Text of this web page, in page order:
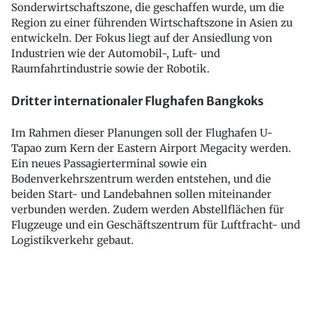
Sonderwirtschaftszone, die geschaffen wurde, um die
Region zu einer führenden Wirtschaftszone in Asien zu
entwickeln. Der Fokus liegt auf der Ansiedlung von
Industrien wie der Automobil-, Luft- und
Raumfahrtindustrie sowie der Robotik.
Dritter internationaler Flughafen Bangkoks
Im Rahmen dieser Planungen soll der Flughafen U-
Tapao zum Kern der Eastern Airport Megacity werden.
Ein neues Passagierterminal sowie ein
Bodenverkehrszentrum werden entstehen, und die
beiden Start- und Landebahnen sollen miteinander
verbunden werden. Zudem werden Abstellflächen für
Flugzeuge und ein Geschäftszentrum für Luftfracht- und
Logistikverkehr gebaut.